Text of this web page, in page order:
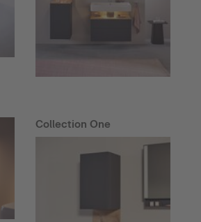
Collection One